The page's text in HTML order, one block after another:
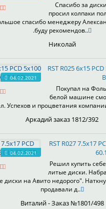
Спасибо за
просил колпаки
спасибо менеджеру
.буду рекомендов..
Николай
04.02.2021
RST R025 6x15
Покупал на
белой машине
Успехов и процветания
Аркадий заказ 1812/392
04.02.2021
RST R027 7.5x17
Решил купить
литые диски.
диски на Авито недорого".
продавали д..
Виталий - Заказ №1801/498